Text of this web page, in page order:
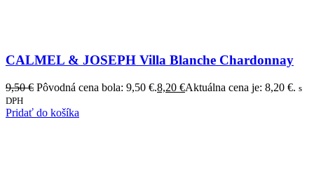
CALMEL & JOSEPH Villa Blanche Chardonnay
9,50€ Pôvodná cena bola: 9,50 €.8,20 €Aktuálna cena je: 8,20 €. s
DPH
Pridať do košíka